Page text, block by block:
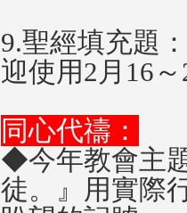
9.聖經填充題
迎使用2月16
同心代禱：
◆今年教會主
徒。』用實際